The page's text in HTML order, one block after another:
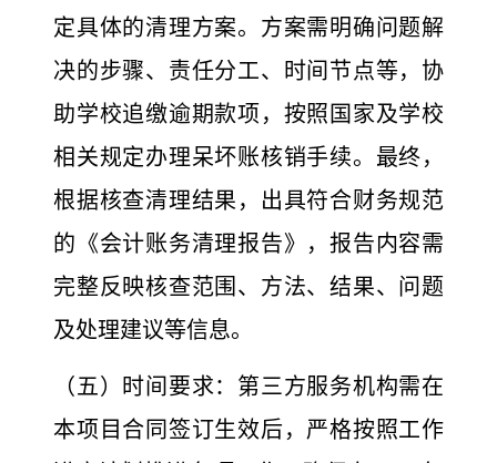
定具体的清理方案。方案需明确问题解
决的步骤、责任分工、时间节点等，协
助学校追缴逾期款项，按照国家及学校
相关规定办理呆坏账核销手续。最终，
根据核查清理结果，出具符合财务规范
的《会计账务清理报告》，报告内容需
完整反映核查范围、方法、结果、问题
及处理建议等信息。
（五）时间要求：第三方服务机构需在
本项目合同签订生效后，严格按照工作